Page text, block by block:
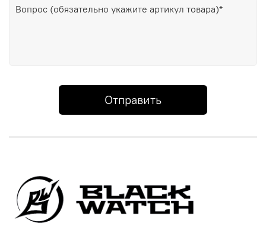
Отправить